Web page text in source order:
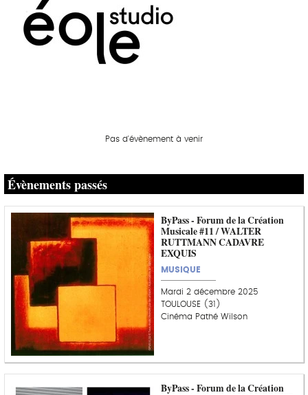
Pas d'évènement à venir
Évènements passés
ByPass - Forum de la Création
Musicale #11 / WALTER
RUTTMANN CADAVRE
EXQUIS
MUSIQUE
Mardi 2 décembre 2025
TOULOUSE (31)
Cinéma Pathé Wilson
ByPass - Forum de la Création